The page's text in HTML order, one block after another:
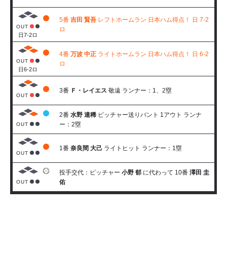
OUT
日7-2ロ
5番 吉田 賢吾 レフトホームラン 日本ハム得点！ 日 7-2
ロ
OUT
日6-2ロ
4番 万波 中正 ライトホームラン 日本ハム得点！ 日 6-2
ロ
OUT
3番 Ｆ・レイエス 敬遠 ランナー：1、2塁
OUT
2番 水野 達稀 ピッチャー送りバント 1アウト ランナ
ー：2塁
OUT
1番 奈良間 大己 ライトヒット ランナー：1塁
OUT
投手交代：ピッチャー 小野 郁 に代わって 10番 澤田 圭
佑